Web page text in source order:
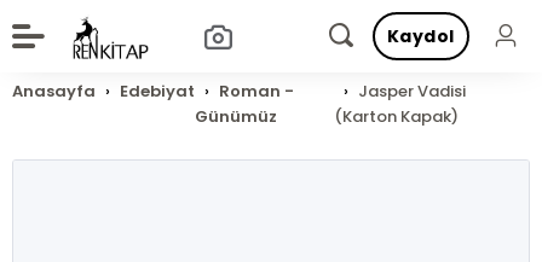
Kaydol
Anasayfa Edebiyat
Roman -
Günümüz
Jasper Vadisi
(Karton Kapak)